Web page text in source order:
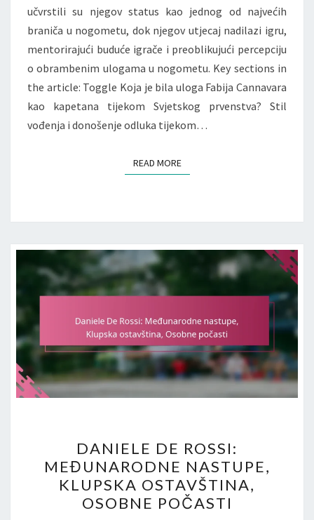
učvrstili su njegov status kao jednog od najvećih
braniča u nogometu, dok njegov utjecaj nadilazi igru,
mentorirajući buduće igrače i preoblikujući percepciju
o obrambenim ulogama u nogometu. Key sections in
the article: Toggle Koja je bila uloga Fabija Cannavara
kao kapetana tijekom Svjetskog prvenstva? Stil
vođenja i donošenje odluka tijekom…
READ MOREREAD MORE
DE
ROSSI:
MEĐUNARODNE
NASTUPE,
DANIELE DE ROSSI:
MEĐUNARODNE NASTUPE,
KLUPSKA OSTAVŠTINA,
OSOBNE POČASTI